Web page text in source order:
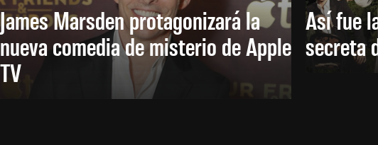
James Marsden protagonizará la
nueva comedia de misterio de Apple
TV
Así fue
secreta